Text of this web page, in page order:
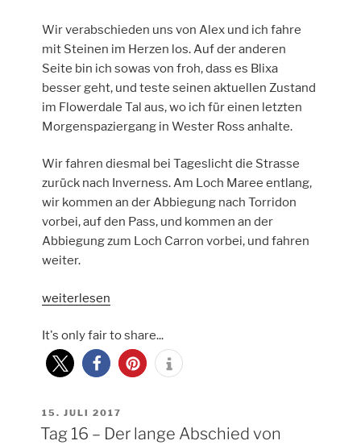
Wir verabschieden uns von Alex und ich fahre
mit Steinen im Herzen los. Auf der anderen
Seite bin ich sowas von froh, dass es Blixa
besser geht, und teste seinen aktuellen Zustand
im Flowerdale Tal aus, wo ich für einen letzten
Morgenspaziergang in Wester Ross anhalte.
Wir fahren diesmal bei Tageslicht die Strasse
zurück nach Inverness. Am Loch Maree entlang,
wir kommen an der Abbiegung nach Torridon
vorbei, auf den Pass, und kommen an der
Abbiegung zum Loch Carron vorbei, und fahren
weiter.
„Tag
–
Über
Culloden
nach
Dunkeld“
weiterlesen
It's only fair to share...
VERÖFFENTLICHT
AM
15. JULI 2017
Tag 16 – Der lange Abschied von